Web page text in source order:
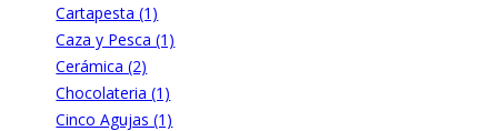
Cartapesta (1)
Caza y Pesca (1)
Cerámica (2)
Chocolateria (1)
Cinco Agujas (1)